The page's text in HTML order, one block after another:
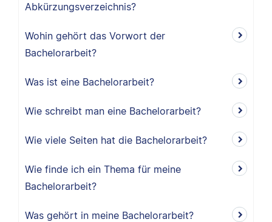
Abkürzungsverzeichnis?
Wohin gehört das Vorwort der
Bachelorarbeit?
Was ist eine Bachelorarbeit?
Wie schreibt man eine Bachelorarbeit?
Wie viele Seiten hat die Bachelorarbeit?
Wie finde ich ein Thema für meine
Bachelorarbeit?
Was gehört in meine Bachelorarbeit?